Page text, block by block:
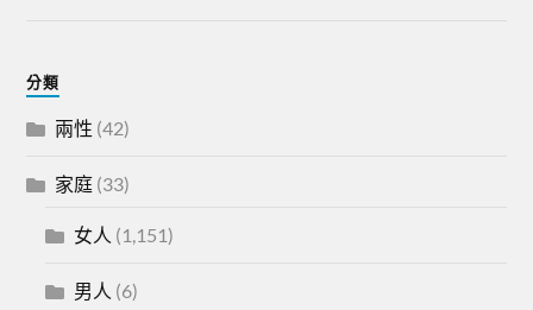
分類
兩性 (42)
家庭 (33)
女人 (1,151)
男人 (6)